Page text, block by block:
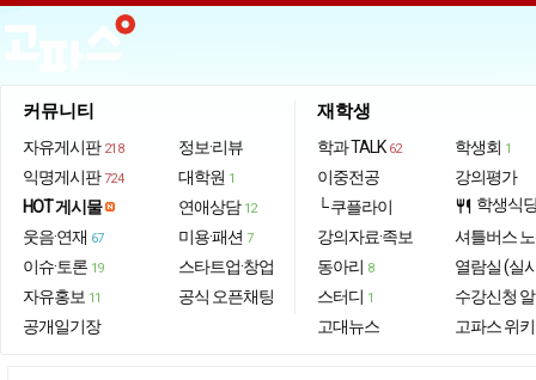
커뮤니티
자유게시판 218
익명게시판 724
HOT 게시물
웃음·연재 67
이슈·토론 19
자유홍보 11
공개일기장
정보·리뷰
대학원 1
연애상담 12
미용·패션 7
스타트업·창업
공식 오픈채팅
재학생
학과 TALK 62
이중전공
└ 쿠플라이
강의자료·족보
동아리 8
스터디 1
고대뉴스
학생회 1
강의평가
restaurant 학생식
셔틀버스
열람실 (실
수강신청
고파스 위키